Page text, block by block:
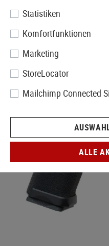
BL0201 BLU
Version GBB
Statistiken
Komfortfunktionen
Marketing
StoreLocator
Mailchimp Connected
ALLE